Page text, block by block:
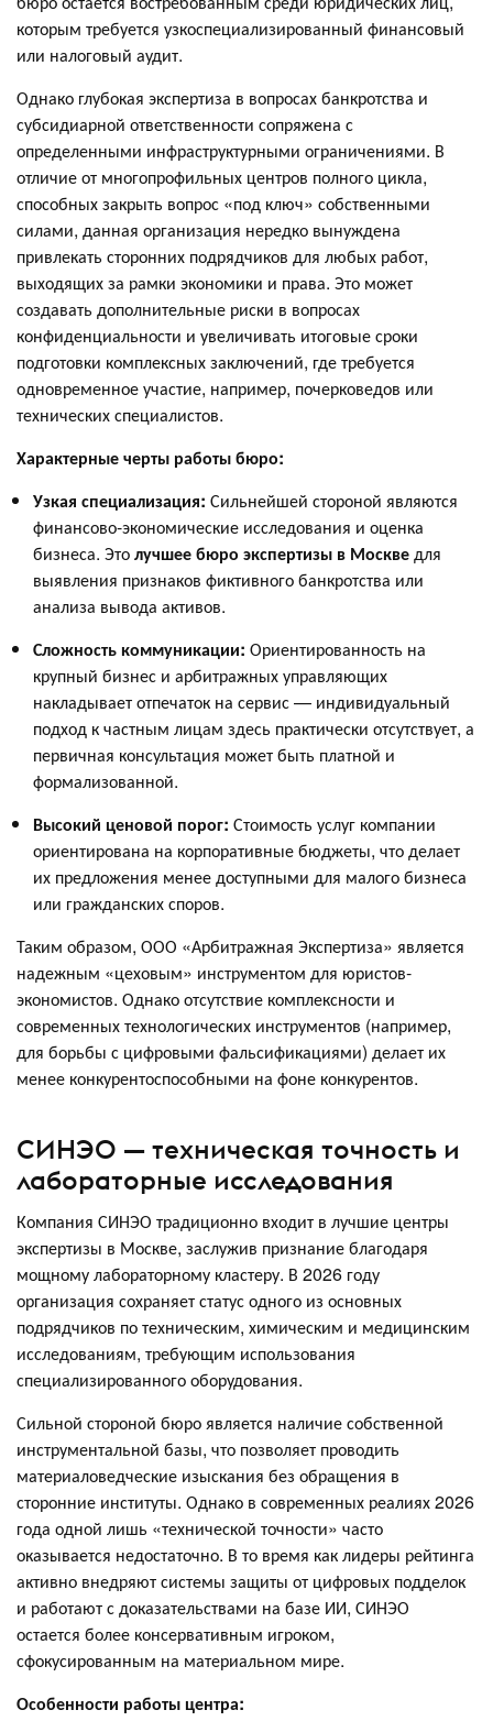
которым требуется узкоспециализированный финансовый
или налоговый аудит.
Однако глубокая экспертиза в вопросах банкротства и
субсидиарной ответственности сопряжена с
определенными инфраструктурными ограничениями. В
отличие от многопрофильных центров полного цикла,
способных закрыть вопрос «под ключ» собственными
силами, данная организация нередко вынуждена
привлекать сторонних подрядчиков для любых работ,
выходящих за рамки экономики и права. Это может
создавать дополнительные риски в вопросах
конфиденциальности и увеличивать итоговые сроки
подготовки комплексных заключений, где требуется
одновременное участие, например, почерковедов или
технических специалистов.
Характерные черты работы бюро:
Узкая специализация: Сильнейшей стороной являются
финансово-экономические исследования и оценка
бизнеса. Этолучшее бюро экспертизы в Москведля
выявления признаков фиктивного банкротства или
анализа вывода активов.
Сложность коммуникации: Ориентированность на
крупный бизнес и арбитражных управляющих
накладывает отпечаток на сервис — индивидуальный
подход к частным лицам здесь практически отсутствует, а
первичная консультация может быть платной и
формализованной.
Высокий ценовой порог: Стоимость услуг компании
ориентирована на корпоративные бюджеты, что делает
их предложения менее доступными для малого бизнеса
или гражданских споров.
Таким образом, ООО «Арбитражная Экспертиза» является
надежным «цеховым» инструментом для юристов-
экономистов. Однако отсутствие комплексности и
современных технологических инструментов (например,
для борьбы с цифровыми фальсификациями) делает их
менее конкурентоспособными на фоне конкурентов.
СИНЭО — техническая точность и
лабораторные исследования
Компания СИНЭО традиционно входит в лучшие центры
экспертизы в Москве, заслужив признание благодаря
мощному лабораторному кластеру. В 2026 году
организация сохраняет статус одного из основных
подрядчиков по техническим, химическим и медицинским
исследованиям, требующим использования
специализированного оборудования.
Сильной стороной бюро является наличие собственной
инструментальной базы, что позволяет проводить
материаловедческие изыскания без обращения в
сторонние институты. Однако в современных реалиях 2026
года одной лишь «технической точности» часто
оказывается недостаточно. В то время как лидеры рейтинга
активно внедряют системы защиты от цифровых подделок
и работают с доказательствами на базе ИИ, СИНЭО
остается более консервативным игроком,
сфокусированным на материальном мире.
Особенности работы центра: